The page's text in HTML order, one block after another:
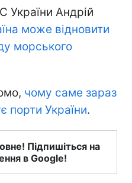
Андрій
може відновити
морського
чому саме зараз
порти України.
Підпишіться на
в Google!